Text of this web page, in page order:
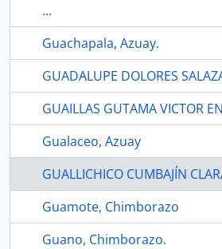
...
Guachapala, Azuay.
GUADALUPE DOLORES
GUAILLAS GUTAMA VICTOR
Gualaceo, Azuay
GUALLICHICO CUMBAJÍN
Guamote, Chimborazo
Guano, Chimborazo.